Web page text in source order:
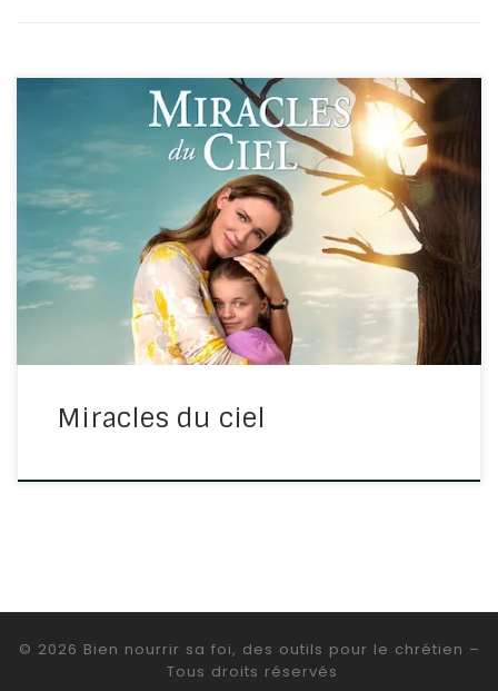
La foi au coeur de l’épreuve pour des parents. L’histoire
nous raconte ce qu’aucun parent ne voudrait vivre. L’un
de leurs enfants devient gravement malade. Pendant
plusieurs semaines, ni la cause ni le nom de la maladie
[…]
Miracles du ciel
© 2026 Bien nourrir sa foi, des outils pour le chrétien –
Tous droits réservés